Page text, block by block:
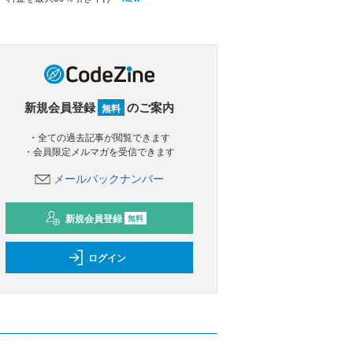
新規会員登録 無料 のご案内
・全ての過去記事が閲覧できます
・会員限定メルマガを受信できます
メールバックナンバー
新規会員登録 無料
ログイン